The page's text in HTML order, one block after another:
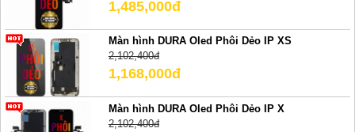
1,485,000đ
Màn hình DURA Oled Phôi Dẻo IP XS
2,102,400đ
1,168,000đ
Màn hình DURA Oled Phôi Dẻo IP X
2,102,400đ